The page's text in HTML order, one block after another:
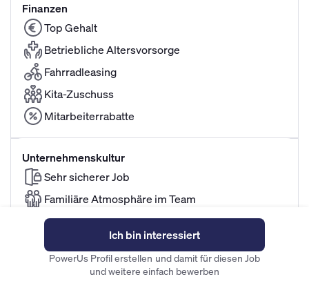
Finanzen
Top Gehalt
Betriebliche Altersvorsorge
Fahrradleasing
Kita-Zuschuss
Mitarbeiterrabatte
Unternehmenskultur
Sehr sicherer Job
Familiäre Atmosphäre im Team
Familienfreundliche Arbeitszeiten
Ich bin interessiert
PowerUs Profil erstellen und damit für diesen Job
und weitere einfach bewerben